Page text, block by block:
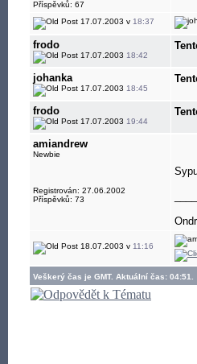
Příspěvků: 67
17.07.2003 v 18:37
frodo
17.07.2003 18:42
johanka
17.07.2003 18:45
frodo
17.07.2003 19:44
amiandrew
Newbie
Registrován: 27.06.2002
Příspěvků: 73
18.07.2003 v 11:16
Veškerý čas je GMT. Aktuální čas: 04:51.